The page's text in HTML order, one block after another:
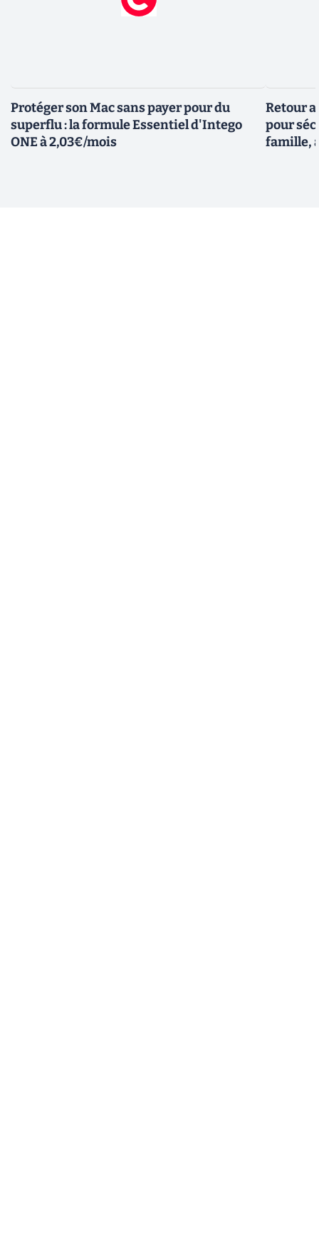
Protéger son Mac sans payer pour du
superflu : la formule Essentiel d'Intego
ONE à 2,03€/mois
Retour
pour
famille,